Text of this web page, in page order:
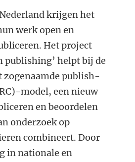
krijgen het
werk open en
Het project
publishing’ helpt bij de
zogenaamde publish-
model, een nieuw
en beoordelen
onderzoek op
combineert. Door
in nationale en